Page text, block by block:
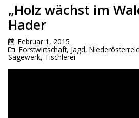
„Holz wächst im
Hader
Februar 1, 2015
Forstwirtschaft, Jagd,
Sägewerk, Tischlerei